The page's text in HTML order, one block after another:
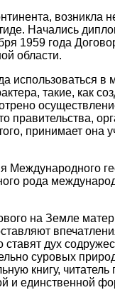
возникла
Начались
1959 года
области.
использоваться
такие, как
правительства,
принимает она
Международного
рода
на Земле
дух
суровых
книгу, читатель
и единственной